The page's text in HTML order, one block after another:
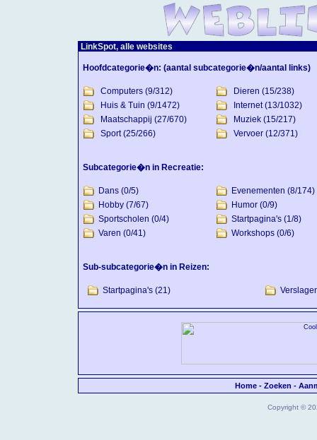
LinkSpot, alle websites
Hoofdcategorie�n: (aantal subcategorie�n/aantal links)
Computers (9/312) Dieren (15/238)
Huis & Tuin (9/1472) Internet(13/1032)
Maatschappij (27/670) Muziek (15/217)
Sport(25/266) Vervoer (12/371)
Subcategorie�n in Recreatie:
Dans (0/5) Evenementen (8/174)
Hobby (7/67) Humor (0/9)
Sportscholen (0/4) Startpagina's (1/8)
Varen (0/41) Workshops (0/6)
Sub-subcategorie�n in Reizen:
Startpagina's (21)
Home- Zoeken -
Copyright ©